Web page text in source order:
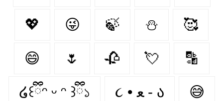
💖 😜 🍃 ⛄ 🥰
😄 🌷 🥀 💘 🔡
໒꒰ྀིᵔ ᵕ ᵔ ꒱ྀི১ ૮ • ﻌ - ა⁩ 😅